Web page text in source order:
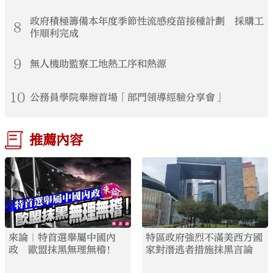
8
政府積極籌備本年度季節性流感疫苗接種計劃 採購工
作順利完成
9 無人機助監察工地熱工序和熱源
10 公務員學院舉辦首場「部門領導經驗分享會」
推薦內容
來論｜特首選舉屬中國內
政 歐盟抹黑無理無稽！
特區政府強烈不滿美西方國
家對潛逃者措施抹黑言論